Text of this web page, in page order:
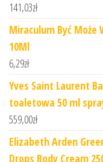
141,03zł
Miraculum Być Może
10Ml
6,29zł
Yves Saint Laurent
toaletowa 50 ml
559,00zł
Elizabeth Arden
Drops Body Cream